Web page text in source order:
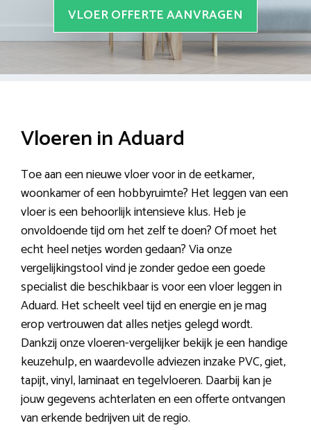
VLOER OFFERTE AANVRAGEN
Vloeren in Aduard
Toe aan een nieuwe vloer voor in de eetkamer,
woonkamer of een hobbyruimte? Het leggen van een
vloer is een behoorlijk intensieve klus. Heb je
onvoldoende tijd om het zelf te doen? Of moet het
echt heel netjes worden gedaan? Via onze
vergelijkingstool vind je zonder gedoe een goede
specialist die beschikbaar is voor een vloer leggen in
Aduard. Het scheelt veel tijd en energie en je mag
erop vertrouwen dat alles netjes gelegd wordt.
Dankzij onze vloeren-vergelijker bekijk je een handige
keuzehulp, en waardevolle adviezen inzake PVC, giet,
tapijt, vinyl, laminaat en tegelvloeren. Daarbij kan je
jouw gegevens achterlaten en een offerte ontvangen
van erkende bedrijven uit de regio.